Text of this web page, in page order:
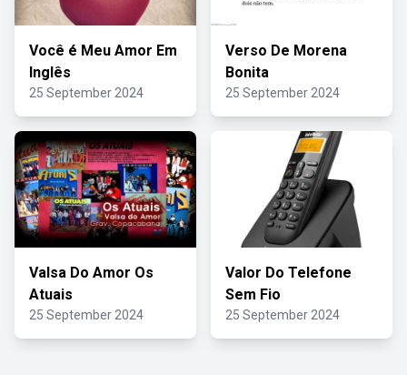
Você é Meu Amor Em
Inglês
25 September 2024
Verso De Morena
Bonita
25 September 2024
Valsa Do Amor Os
Atuais
25 September 2024
Valor Do Telefone
Sem Fio
25 September 2024